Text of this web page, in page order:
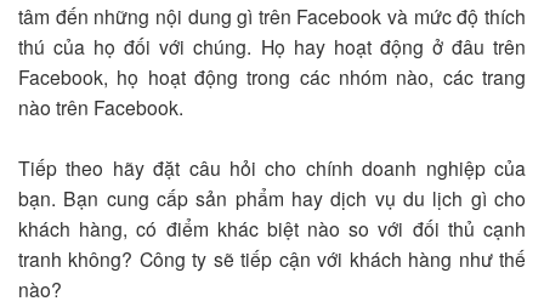
tâm đến những nội dung gì trên Facebook và mức độ thích
thú của họ đối với chúng. Họ hay hoạt động ở đâu trên
Facebook, họ hoạt động trong các nhóm nào, các trang
nào trên Facebook.
Tiếp theo hãy đặt câu hỏi cho chính doanh nghiệp của
bạn. Bạn cung cấp sản phẩm hay dịch vụ du lịch gì cho
khách hàng, có điểm khác biệt nào so với đối thủ cạnh
tranh không? Công ty sẽ tiếp cận với khách hàng như thế
nào?